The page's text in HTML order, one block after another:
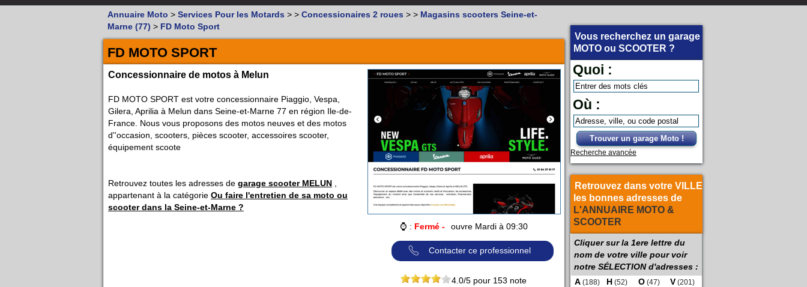
Vous recherchez un garage
MOTO ou SCOOTER ?
Quoi :
Où :
Trouver un garage Moto !
Recherche avancée
Retrouvez dans votre VILLE
les bonnes adresses de
L'ANNUAIRE MOTO &
SCOOTER
Cliquer sur la 1ere lettre du
nom de votre ville pour voir
notre SÉLECTION d'adresses :
A (188) H (52) O (47) V (201)
Annuaire Moto > Services Pour les Motards > > Concessionaires 2 roues > > Magasins scooters Seine-et-
Marne (77) > FD Moto Sport
FD MOTO SPORT
⌚ : Fermé - ouvre Mardi à 09:30
Contacter ce professionnel
4.0/5 pour 153 note
Concessionnaire de motos à Melun
FD MOTO SPORT est votre concessionnaire Piaggio, Vespa,
Gilera, Aprilia à Melun dans Seine-et-Marne 77 en région Ile-de-
France. Nous vous proposons des motos neuves et des motos
d''occasion, scooters, pièces scooter, accessoires scooter,
équipement scoote
Retrouvez toutes les adresses de garage scooter MELUN
appartenant à la catégorie Ou faire l'entretien de sa moto ou
scooter dans la Seine-et-Marne ?